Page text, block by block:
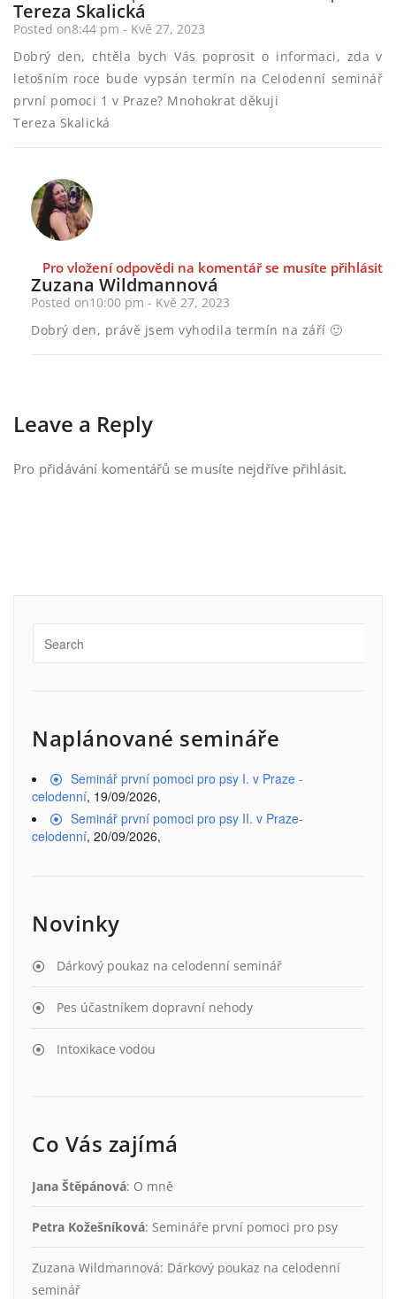
Tereza Skalická
Posted on8:44 pm - Kvě 27, 2023
Dobrý den, chtěla bych Vás poprosit o informaci, zda v
letošním roce bude vypsán termín na Celodenní seminář
první pomoci 1 v Praze? Mnohokrat děkuji
Tereza Skalická
Pro vložení odpovědi na komentář se musíte přihlásit
Zuzana Wildmannová
Posted on10:00 pm - Kvě 27, 2023
Dobrý den, právě jsem vyhodila termín na září 🙂
Leave a Reply
Pro přidávání komentářů se musíte nejdříve přihlásit.
Naplánované semináře
Seminář první pomoci pro psy I. v Praze -
celodenní, 19/09/2026,
Seminář první pomoci pro psy II. v Praze-
celodenní, 20/09/2026,
Novinky
Dárkový poukaz na celodenní seminář
Pes účastníkem dopravní nehody
Intoxikace vodou
Co Vás zajímá
Jana Štěpánová: O mně
Petra Kožešníková: Semináře první pomoci pro psy
Zuzana Wildmannová: Dárkový poukaz na celodenní
seminář